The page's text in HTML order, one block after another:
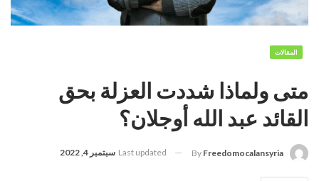
المقالات
متى ولماذا شددت العزلة بحق
القائد عبد الله أوجلان؟
By Freedomocalansyria
Last updated سبتمبر 4, 2022